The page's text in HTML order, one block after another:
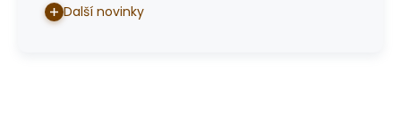
Další novinky